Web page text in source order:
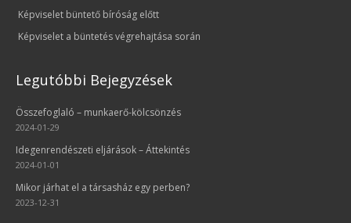
Képviselet büntető bíróság előtt
Képviselet a büntetés végrehajtása során
Legutóbbi Bejegyzések
Összefoglaló – munkaerő-kölcsönzés
2024-01-29
Idegenrendészeti eljárások – Áttekintés
2024-01-01
Mikor járhat el a társasház egy perben?
2023-12-31